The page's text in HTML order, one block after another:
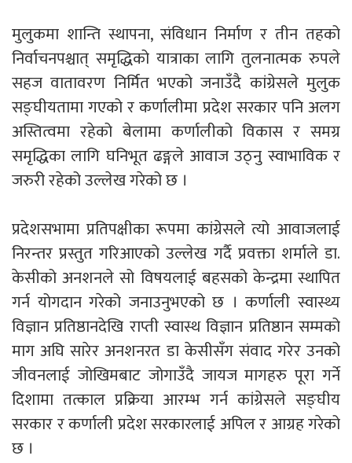
मुलुकमा शान्ति स्थापना, संविधान निर्माण र तीन तहको
निर्वाचनपश्चात् समृद्धिको यात्राका लागि तुलनात्मक रुपले
सहज वातावरण निर्मित भएको जनाउँदै कांग्रेसले मुलुक
सङ्घीयतामा गएको र कर्णालीमा प्रदेश सरकार पनि अलग
अस्तित्वमा रहेको बेलामा कर्णालीको विकास र समग्र
समृद्धिका लागि घनिभूत ढङ्गले आवाज उठ्नु स्वाभाविक र
जरुरी रहेको उल्लेख गरेको छ ।
प्रदेशसभामा प्रतिपक्षीका रूपमा कांग्रेसले त्यो आवाजलाई
निरन्तर प्रस्तुत गरिआएको उल्लेख गर्दै प्रवक्ता शर्माले डा.
केसीको अनशनले सो विषयलाई बहसको केन्द्रमा स्थापित
गर्न योगदान गरेको जनाउनुभएको छ । कर्णाली स्वास्थ्य
विज्ञान प्रतिष्ठानदेखि राप्ती स्वास्थ विज्ञान प्रतिष्ठान सम्मको
माग अघि सारेर अनशनरत डा केसीसँग संवाद गरेर उनको
जीवनलाई जोखिमबाट जोगाउँदै जायज मागहरु पूरा गर्ने
दिशामा तत्काल प्रक्रिया आरम्भ गर्न कांग्रेसले सङ्घीय
सरकार र कर्णाली प्रदेश सरकारलाई अपिल र आग्रह गरेको
छ ।